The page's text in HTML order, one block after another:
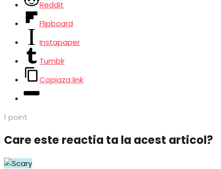
Reddit
Flipboard
Instapaper
Tumblr
Copiaza link
1 point
Care este reactia ta la acest articol?